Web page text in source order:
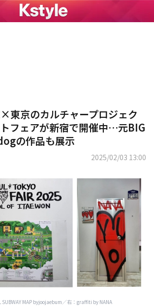
東京のカルチャープロジェク
フェアが新宿で開催中…元BIG
の作品も展示
2025/02/03 13:00
SUBWAY MAP byjoojaebum／右：graffiti by NANA